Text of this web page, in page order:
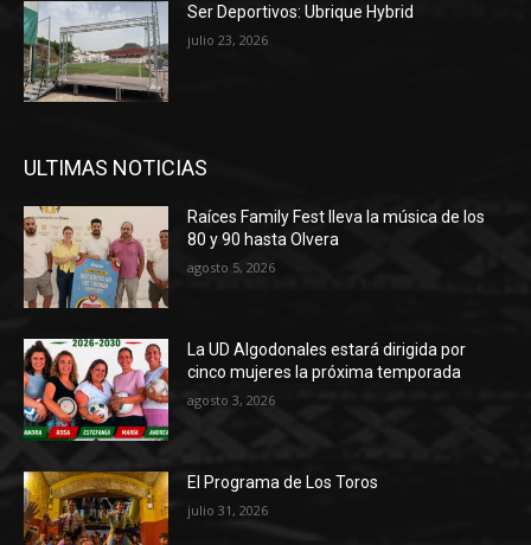
Ser Deportivos: Ubrique Hybrid
julio 23, 2026
ULTIMAS NOTICIAS
Raíces Family Fest lleva la música de los
80 y 90 hasta Olvera
agosto 5, 2026
La UD Algodonales estará dirigida por
cinco mujeres la próxima temporada
agosto 3, 2026
El Programa de Los Toros
julio 31, 2026